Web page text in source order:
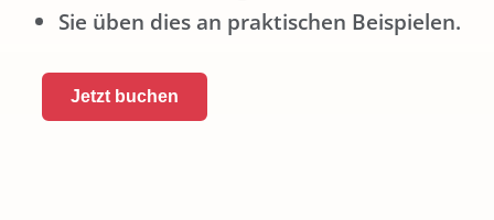
Sie üben dies an praktischen Beispielen.
Jetzt buchen